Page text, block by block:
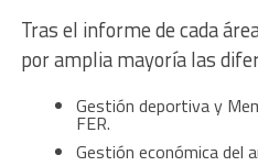
Tras el informe de cada
por amplia mayoría las
Gestión deportiva y
FER.
Gestión económica del